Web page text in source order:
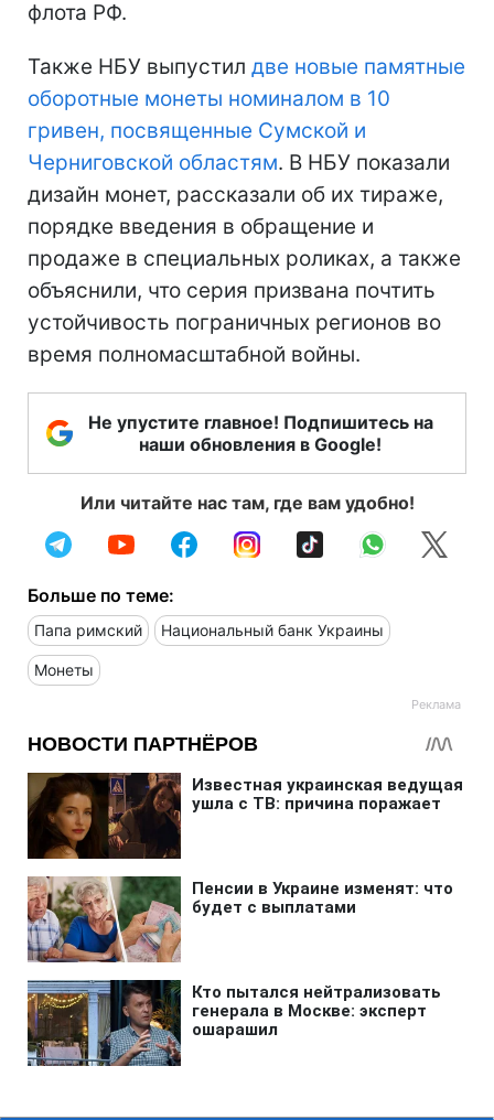
флота РФ.
Также НБУ выпустил две новые памятные
оборотные монеты номиналом в 10
гривен, посвященные Сумской и
Черниговской областям. В НБУ показали
дизайн монет, рассказали об их тираже,
порядке введения в обращение и
продаже в специальных роликах, а также
объяснили, что серия призвана почтить
устойчивость пограничных регионов во
время полномасштабной войны.
Не упустите главное! Подпишитесь на
наши обновления в Google!
Или читайте нас там, где вам удобно!
Больше по теме:
Папа римский Национальный банк Украины
Монеты